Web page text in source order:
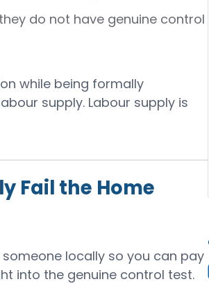
do not have genuine control
while being formally
supply. Labour supply is
Fail the Home
locally so you can pay
into the genuine control test.